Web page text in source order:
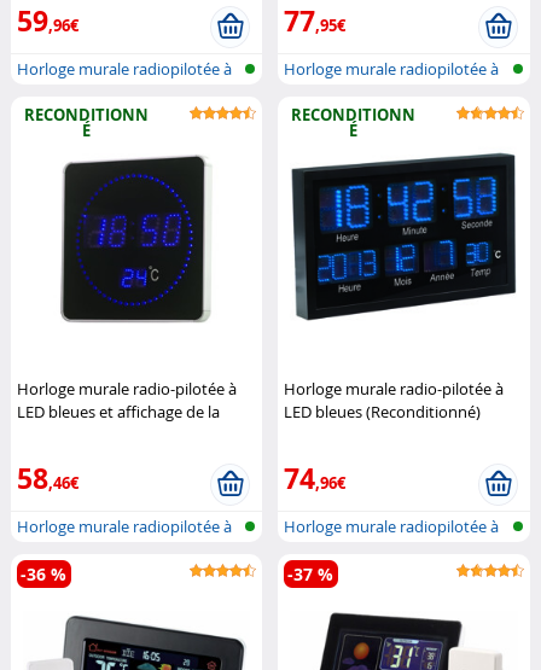
59,96€
Horloge murale radiopilotée à
77,95€
Horloge murale radiopilotée à
RECONDITIONN
É
Horloge murale radio-pilotée à
LED bleues et affichage de la
58,46€
Horloge murale radiopilotée à
LED a...
RECONDITIONN
É
Horloge murale radio-pilotée à
LED bleues (Reconditionné)
74,96€
Horloge murale radiopilotée à
LED a...
-36 % -37 %